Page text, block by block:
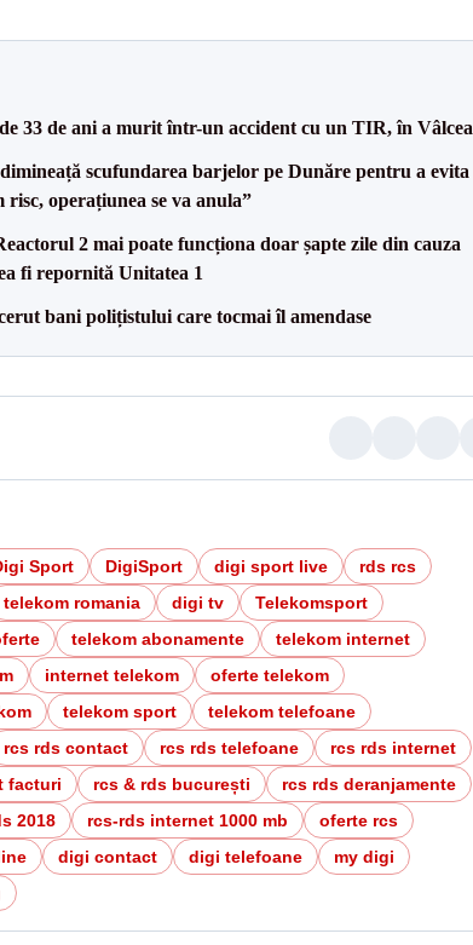
33 de ani a murit într-un accident cu un TIR, în Vâlcea
scufundarea barjelor pe Dunăre pentru a evita
operațiunea se va anula”
2 mai poate funcționa doar șapte zile din cauza
fi repornită Unitatea 1
bani polițistului care tocmai îl amendase
Sport DigiSport digi sport live
rds rcs
telekom romania digi tv
Telekomsport
telekom abonamente
telekom internet
internet telekom
oferte telekom
telekom sport
telekom telefoane
rcs rds contact rcs rds telefoane
rcs rds internet
facturi rcs & rds bucurești
rcs rds deranjamente
2018 rcs-rds internet 1000 mb
oferte rcs
digi contact digi telefoane
my digi